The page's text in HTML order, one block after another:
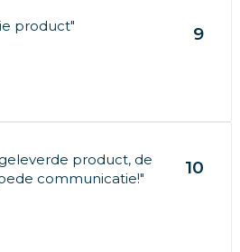
product" 9
product, de
communicatie!"
10